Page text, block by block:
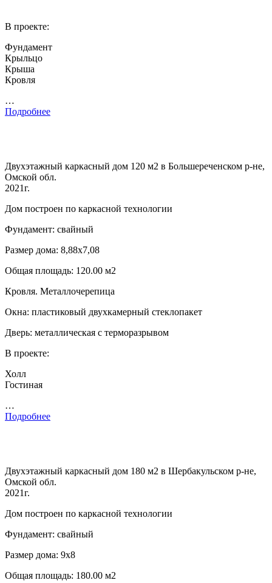
В проекте:
Фундамент
Крыльцо
Крыша
Кровля
…
Подробнее
Двухэтажный каркасный дом 120 м2 в Большереченском р-не,
Омской обл.
2021г.
Дом построен по каркасной технологии
Фундамент: свайный
Размер дома: 8,88х7,08
Общая площадь: 120.00 м2
Кровля. Металлочерепица
Окна: пластиковый двухкамерный стеклопакет
Дверь: металлическая с терморазрывом
В проекте:
Холл
Гостиная
…
Подробнее
Двухэтажный каркасный дом 180 м2 в Шербакульском р-не,
Омской обл.
2021г.
Дом построен по каркасной технологии
Фундамент: свайный
Размер дома: 9х8
Общая площадь: 180.00 м2